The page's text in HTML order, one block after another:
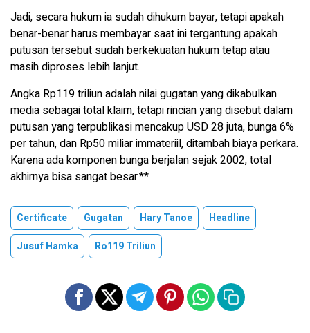
Jadi, secara hukum ia sudah dihukum bayar, tetapi apakah
benar-benar harus membayar saat ini tergantung apakah
putusan tersebut sudah berkekuatan hukum tetap atau
masih diproses lebih lanjut.
Angka Rp119 triliun adalah nilai gugatan yang dikabulkan
media sebagai total klaim, tetapi rincian yang disebut dalam
putusan yang terpublikasi mencakup USD 28 juta, bunga 6%
per tahun, dan Rp50 miliar immateriil, ditambah biaya perkara.
Karena ada komponen bunga berjalan sejak 2002, total
akhirnya bisa sangat besar.**
Certificate Gugatan Hary Tanoe
Headline
Jusuf Hamka
Ro119 Triliun